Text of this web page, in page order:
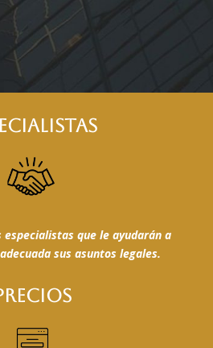
que le ayudarán a
sus asuntos legales.